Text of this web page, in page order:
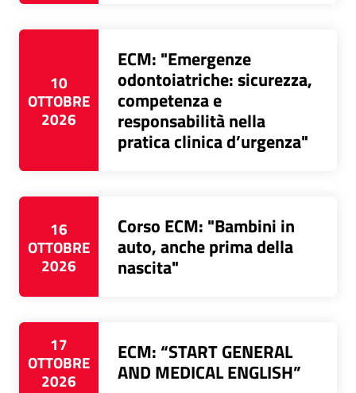
10
OTTOBRE
2026
ECM: "Emergenze
odontoiatriche: sicurezza,
competenza e
responsabilità nella
pratica clinica d’urgenza"
16
OTTOBRE
2026
Corso ECM: "Bambini in
auto, anche prima della
nascita"
17
OTTOBRE
2026
ECM: “START GENERAL
AND MEDICAL ENGLISH”